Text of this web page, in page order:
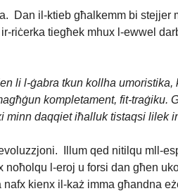
Dan il-ktieb għalkemm bi
riċerka tiegħek mhux l-ewwel
li l-ġabra tkun kollha
kompletament, fit-
daqqiet iħalluk tistaqsi lilek
Illum qed nitilqu mll-
noħolqu l-eroj u forsi dan għen
kienx il-każ imma għandna